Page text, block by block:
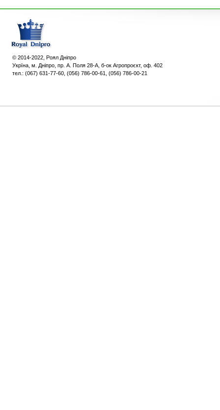
© 2014-2022, Роял Дніпро
Укpїна, м. Дніпро, пр. А. Поля 28-А, б-ок Агропроєкт, оф. 402
тел.: (067) 631-77-60, (056) 786-00-61, (056) 786-00-21